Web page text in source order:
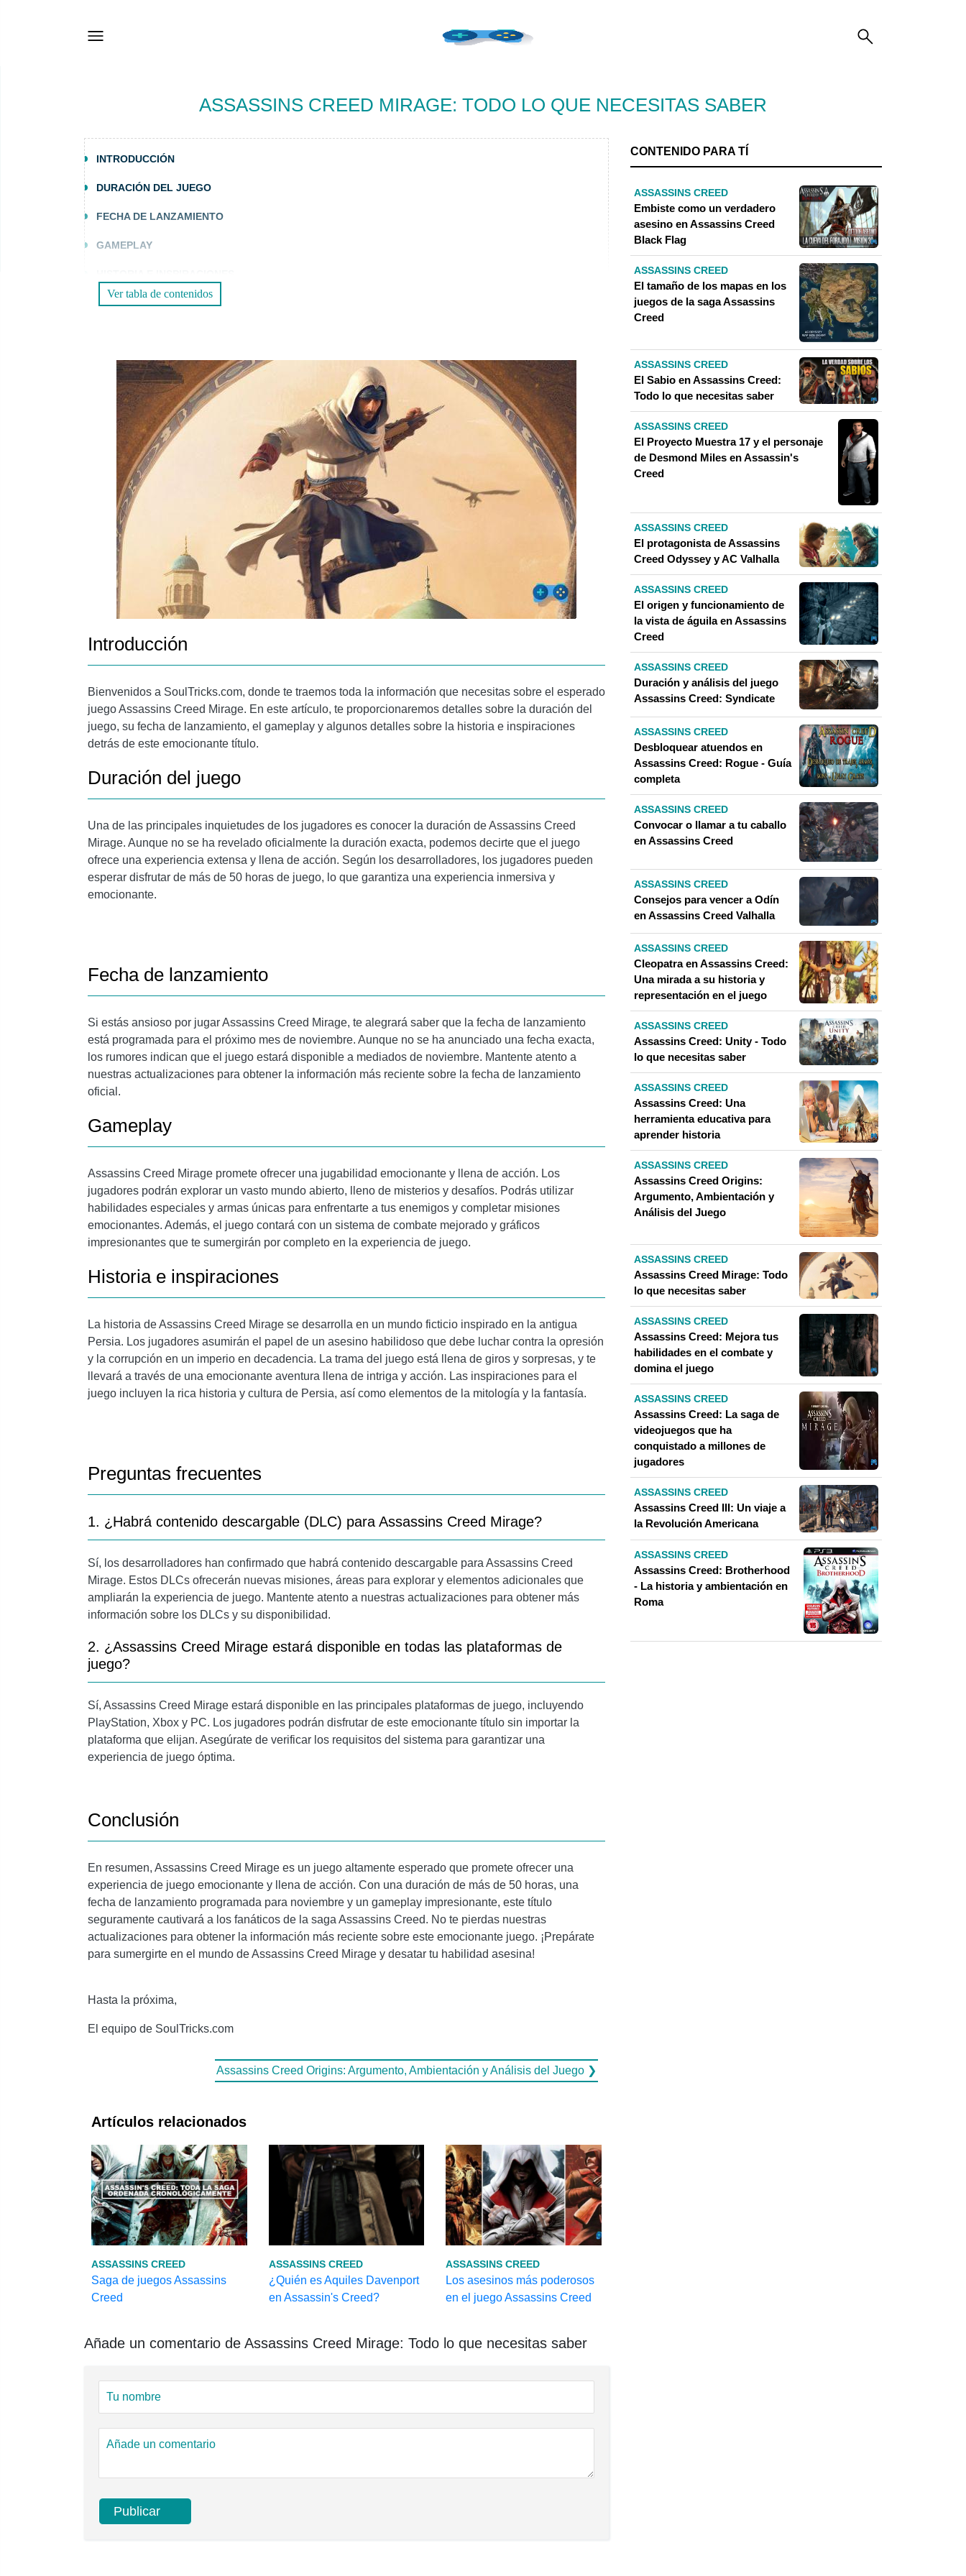
ASSASSINS CREED MIRAGE: TODO LO QUE NECESITAS SABER
INTRODUCCIÓN
DURACIÓN DEL JUEGO
FECHA DE LANZAMIENTO
GAMEPLAY
PREGUNTAS FRECUENTES
2. ¿ASSASSINS CREED MIRAGE ESTARÁ DISPONIBLE EN TODAS LAS PLATAFORMAS DE JUEGO?
CONCLUSIÓN
Ver tabla de contenidos
Introducción
Bienvenidos a SoulTricks.com, donde te traemos toda la información que necesitas sobre el esperado
juego Assassins Creed Mirage. En este artículo, te proporcionaremos detalles sobre la duración del
juego, su fecha de lanzamiento, el gameplay y algunos detalles sobre la historia e inspiraciones
detrás de este emocionante título.
Duración del juego
Una de las principales inquietudes de los jugadores es conocer la duración de Assassins Creed
Mirage. Aunque no se ha revelado oficialmente la duración exacta, podemos decirte que el juego
ofrece una experiencia extensa y llena de acción. Según los desarrolladores, los jugadores pueden
esperar disfrutar de más de 50 horas de juego, lo que garantiza una experiencia inmersiva y
emocionante.
Fecha de lanzamiento
Si estás ansioso por jugar Assassins Creed Mirage, te alegrará saber que la fecha de lanzamiento
está programada para el próximo mes de noviembre. Aunque no se ha anunciado una fecha exacta,
los rumores indican que el juego estará disponible a mediados de noviembre. Mantente atento a
nuestras actualizaciones para obtener la información más reciente sobre la fecha de lanzamiento
oficial.
Gameplay
Assassins Creed Mirage promete ofrecer una jugabilidad emocionante y llena de acción. Los
jugadores podrán explorar un vasto mundo abierto, lleno de misterios y desafíos. Podrás utilizar
habilidades especiales y armas únicas para enfrentarte a tus enemigos y completar misiones
emocionantes. Además, el juego contará con un sistema de combate mejorado y gráficos
impresionantes que te sumergirán por completo en la experiencia de juego.
Historia e inspiraciones
La historia de Assassins Creed Mirage se desarrolla en un mundo ficticio inspirado en la antigua
Persia. Los jugadores asumirán el papel de un asesino habilidoso que debe luchar contra la opresión
y la corrupción en un imperio en decadencia. La trama del juego está llena de giros y sorpresas, y te
llevará a través de una emocionante aventura llena de intriga y acción. Las inspiraciones para el
juego incluyen la rica historia y cultura de Persia, así como elementos de la mitología y la fantasía.
Preguntas frecuentes
1. ¿Habrá contenido descargable (DLC) para Assassins Creed Mirage?
Sí, los desarrolladores han confirmado que habrá contenido descargable para Assassins Creed
Mirage. Estos DLCs ofrecerán nuevas misiones, áreas para explorar y elementos adicionales que
ampliarán la experiencia de juego. Mantente atento a nuestras actualizaciones para obtener más
información sobre los DLCs y su disponibilidad.
2. ¿Assassins Creed Mirage estará disponible en todas las plataformas de
juego?
Sí, Assassins Creed Mirage estará disponible en las principales plataformas de juego, incluyendo
PlayStation, Xbox y PC. Los jugadores podrán disfrutar de este emocionante título sin importar la
plataforma que elijan. Asegúrate de verificar los requisitos del sistema para garantizar una
experiencia de juego óptima.
Conclusión
En resumen, Assassins Creed Mirage es un juego altamente esperado que promete ofrecer una
experiencia de juego emocionante y llena de acción. Con una duración de más de 50 horas, una
fecha de lanzamiento programada para noviembre y un gameplay impresionante, este título
seguramente cautivará a los fanáticos de la saga Assassins Creed. No te pierdas nuestras
actualizaciones para obtener la información más reciente sobre este emocionante juego. ¡Prepárate
para sumergirte en el mundo de Assassins Creed Mirage y desatar tu habilidad asesina!
Hasta la próxima,
El equipo de SoulTricks.com
Assassins Creed Origins: Argumento, Ambientación y Análisis del Juego ❯
Artículos relacionados
ASSASSINS CREED
Saga de juegos Assassins
Creed
ASSASSINS CREED
¿Quién es Aquiles Davenport
en Assassin's Creed?
ASSASSINS CREED
Los asesinos más poderosos
en el juego Assassins Creed
Añade un comentario de Assassins Creed Mirage: Todo lo que necesitas saber
CONTENIDO PARA TÍ
ASSASSINS CREED
Embiste como un verdadero
asesino en Assassins Creed
Black Flag
ASSASSINS CREED
El tamaño de los mapas en los
juegos de la saga Assassins
Creed
ASSASSINS CREED
El Sabio en Assassins Creed:
Todo lo que necesitas saber
ASSASSINS CREED
El Proyecto Muestra 17 y el personaje
de Desmond Miles en Assassin's
Creed
ASSASSINS CREED
El protagonista de Assassins
Creed Odyssey y AC Valhalla
ASSASSINS CREED
El origen y funcionamiento de
la vista de águila en Assassins
Creed
ASSASSINS CREED
Duración y análisis del juego
Assassins Creed: Syndicate
ASSASSINS CREED
Desbloquear atuendos en
Assassins Creed: Rogue - Guía
completa
ASSASSINS CREED
Convocar o llamar a tu caballo
en Assassins Creed
ASSASSINS CREED
Consejos para vencer a Odín
en Assassins Creed Valhalla
ASSASSINS CREED
Cleopatra en Assassins Creed:
Una mirada a su historia y
representación en el juego
ASSASSINS CREED
Assassins Creed: Unity - Todo
lo que necesitas saber
ASSASSINS CREED
Assassins Creed: Una
herramienta educativa para
aprender historia
ASSASSINS CREED
Assassins Creed Origins:
Argumento, Ambientación y
Análisis del Juego
ASSASSINS CREED
Assassins Creed Mirage: Todo
lo que necesitas saber
ASSASSINS CREED
Assassins Creed: Mejora tus
habilidades en el combate y
domina el juego
ASSASSINS CREED
Assassins Creed: La saga de
videojuegos que ha
conquistado a millones de
jugadores
ASSASSINS CREED
Assassins Creed III: Un viaje a
la Revolución Americana
ASSASSINS CREED
Assassins Creed: Brotherhood
- La historia y ambientación en
Roma